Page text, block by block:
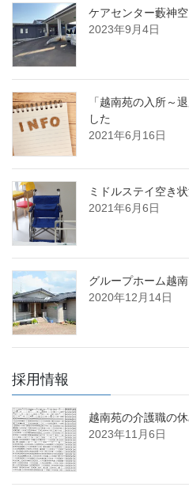
ケアセンター藪神
2023年9月4日
「越南苑の入所～
した
2021年6月16日
ミドルステイ空き
2021年6月6日
グループホーム越
2020年12月14日
採用情報
越南苑の介護職の
2023年11月6日